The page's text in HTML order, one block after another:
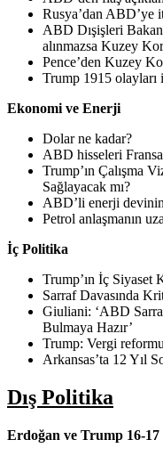
Rusya’dan ABD’ye
ABD Dışişleri
alınmazsa Kuzey
Pence’den Kuzey
Trump 1915 olayları
Ekonomi ve Enerji
Dolar ne kadar?
ABD hisseleri
Trump’ın Çalışma
Sağlayacak mı?
ABD’li enerji
Petrol anlaşmanın
İç Politika
Trump’ın İç Siyaset
Sarraf Davasında
Giuliani: ‘ABD
Bulmaya Hazır’
Trump: Vergi
Arkansas’ta 12 Yıl
Dış Politika
Erdoğan ve Trump 16-17